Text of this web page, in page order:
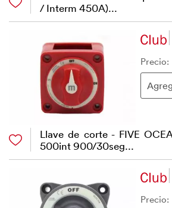
/ Interm 450A)...
Precio:
Llave de corte - FIVE
500int 900/30seg...
Precio: